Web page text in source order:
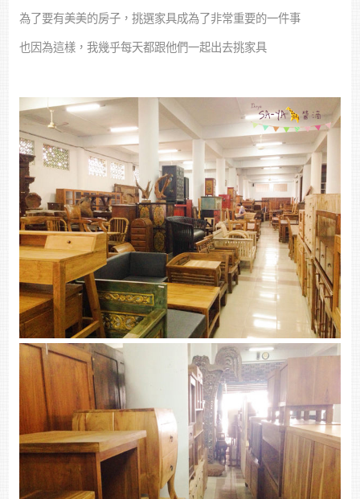
為了要有美美的房子，挑選家具成為了非常重要的一件事
也因為這樣，我幾乎每天都跟他們一起出去挑家具